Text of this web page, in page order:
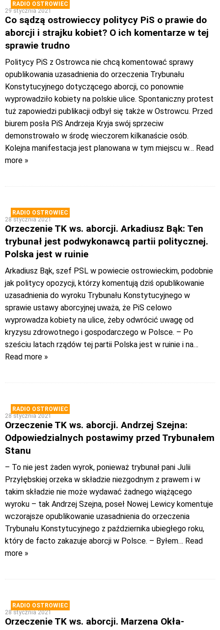
RADIO OSTROWIEC
29 stycznia 2021
Co sądzą ostrowieccy politycy PiS o prawie do
aborcji i strajku kobiet? O ich komentarze w tej
sprawie trudno
Politycy PiS z Ostrowca nie chcą komentować sprawy
opublikowania uzasadnienia do orzeczenia Trybunału
Konstytucyjnego dotyczącego aborcji, co ponownie
wyprowadziło kobiety na polskie ulice. Spontaniczny protest
tuż zapowiedzi publikacji odbył się także w Ostrowcu. Przed
biurem posła PiS Andrzeja Kryja swój sprzeciw
demonstrowało w środę wieczorem kilkanaście osób.
Kolejna manifestacja jest planowana w tym miejscu w… Read
more »
RADIO OSTROWIEC
28 stycznia 2021
Orzeczenie TK ws. aborcji. Arkadiusz Bąk: Ten
trybunał jest podwykonawcą partii politycznej.
Polska jest w ruinie
Arkadiusz Bąk, szef PSL w powiecie ostrowieckim, podobnie
jak politycy opozycji, którzy komentują dziś opublikowanie
uzasadnienia do wyroku Trybunału Konstytucyjnego w
sprawie ustawy aborcyjnej uważa, że PiS celowo
wyprowadza kobiety na ulice, żeby odwrócić uwagę od
kryzysu zdrowotnego i gospodarczego w Polsce. – Po
sześciu latach rządów tej partii Polska jest w ruinie i na…
Read more »
RADIO OSTROWIEC
28 stycznia 2021
Orzeczenie TK ws. aborcji. Andrzej Szejna:
Odpowiedzialnych postawimy przed Trybunałem
Stanu
– To nie jest żaden wyrok, ponieważ trybunał pani Julii
Przyłębskiej orzeka w składzie niezgodnym z prawem i w
takim składzie nie może wydawać żadnego wiążącego
wyroku – tak Andrzej Szejna, poseł Nowej Lewicy komentuje
wczorajsze opublikowanie uzasadnienia do orzeczenia
Trybunału Konstytucyjnego z października ubiegłego roku,
który de facto zakazuje aborcji w Polsce. – Byłem… Read
more »
RADIO OSTROWIEC
28 stycznia 2021
Orzeczenie TK ws. aborcji. Marzena Okła-